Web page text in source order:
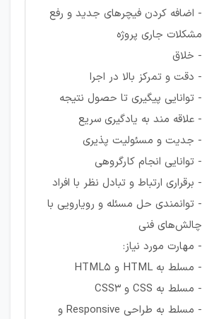
- اضافه کردن فیچرهای جدید و رفع
مشکلات جاری پروژه
- خلاق
- دقت و تمرکز بالا در اجرا
- توانایی پیگیری تا حصول نتیجه
- علاقه مند به یادگیری سریع
- جدیت و مسئولیت پذیری
- توانایی انجام کارگروهی
- برقراری ارتباط و تبادل نظر با افراد
- توانمندی حل مسئله و رویارویی با
چالش‌های فنی
- مهارت مورد نیاز:
- مسلط به HTML و HTML5
- مسلط به CSS و CSS3
- مسلط به طراحی Responsive و